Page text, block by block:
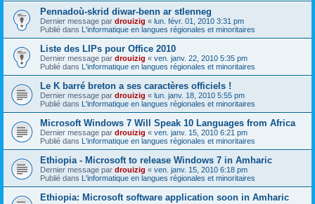
Pennadoù-skrid diwar-benn ar stlenneg
Dernier message par drouizig « lun. févr. 01, 2010 3:31 pm
Publié dans L'informatique en langues régionales et minoritaires
Liste des LIPs pour Office 2010
Dernier message par drouizig « ven. janv. 22, 2010 5:35 pm
Publié dans L'informatique en langues régionales et minoritaires
Le K barré breton a ses caractères officiels !
Dernier message par drouizig « lun. janv. 18, 2010 5:55 pm
Publié dans L'informatique en langues régionales et minoritaires
Microsoft Windows 7 Will Speak 10 Languages from Africa
Dernier message par drouizig « ven. janv. 15, 2010 6:21 pm
Publié dans L'informatique en langues régionales et minoritaires
Ethiopia - Microsoft to release Windows 7 in Amharic
Dernier message par drouizig « ven. janv. 15, 2010 6:18 pm
Publié dans L'informatique en langues régionales et minoritaires
Ethiopia: Microsoft software application soon in Amharic